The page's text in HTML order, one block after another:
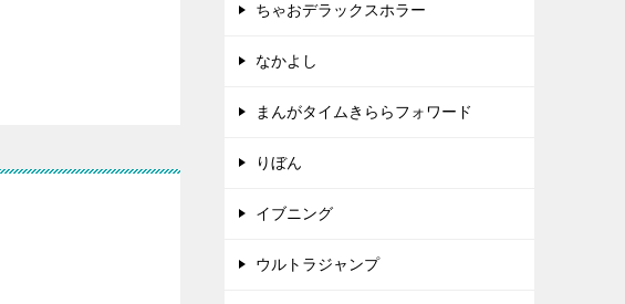
ちゃおデラックスホラー
なかよし
まんがタイムきららフォワード
りぼん
イブニング
ウルトラジャンプ